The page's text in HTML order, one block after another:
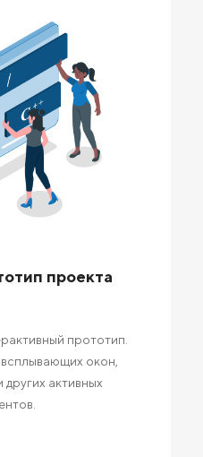
проекта
прототип.
окон,
активных